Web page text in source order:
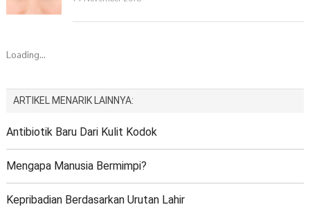
Loading...
ARTIKEL MENARIK LAINNYA:
Antibiotik Baru Dari Kulit Kodok
Mengapa Manusia Bermimpi?
Kepribadian Berdasarkan Urutan Lahir